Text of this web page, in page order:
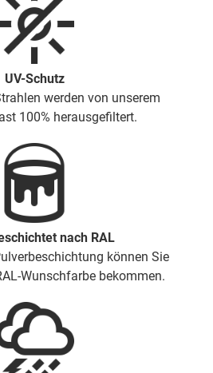
UV-Schutz
werden von unserem
100% herausgefiltert.
nach RAL
können Sie
Wunschfarbe bekommen.